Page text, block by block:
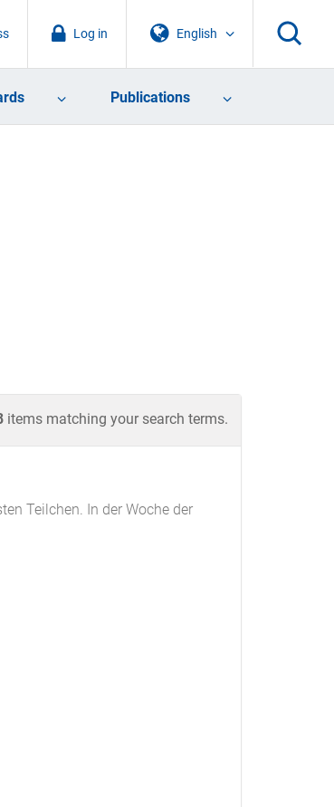
English
Log in
Publications
items matching your search terms.
Teilchen. In der Woche der